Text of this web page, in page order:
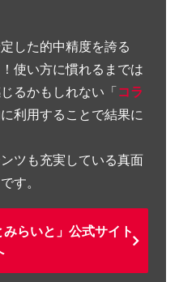
した的中精度を誇る
使い方に慣れるまでは
るかもしれない「コラ
利用することで結果に
ツも充実している真面
す。
らいと」公式サイト